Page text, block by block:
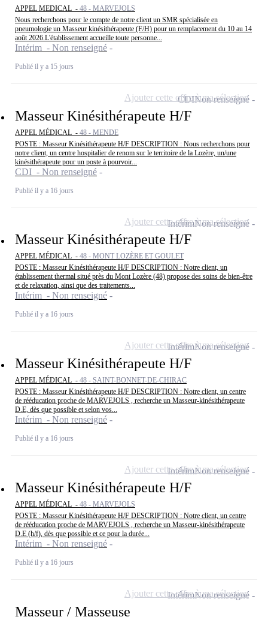
APPEL MEDICAL - 48 - MARVEJOLS
Nous recherchons pour le compte de notre client un SMR spécialisée en
pneumologie un Masseur kinésithérapeute (F/H) pour un remplacement du 10 au 14
août 2026.L'établissement accueille toute personne...
Intérim - Non renseigné
Publié il y a 15 jours
Masseur Kinésithérapeute H/F
APPEL MÉDICAL - 48 - MENDE
POSTE : Masseur Kinésithérapeute H/F DESCRIPTION : Nous recherchons pour
notre client, un centre hospitalier de renom sur le territoire de la Lozère, un/une
kinésithérapeute pour un poste à pourvoir...
CDI - Non renseigné
Publié il y a 16 jours
CDINon renseigné
Ajouter cette offre à ma sélection
Masseur Kinésithérapeute H/F
APPEL MÉDICAL - 48 - MONT LOZÈRE ET GOULET
POSTE : Masseur Kinésithérapeute H/F DESCRIPTION : Notre client, un
établissement thermal situé près du Mont Lozère (48) propose des soins de bien-être
et de relaxation, ainsi que des traitements...
Intérim - Non renseigné
Publié il y a 16 jours
IntérimNon renseigné
Ajouter cette offre à ma sélection
Masseur Kinésithérapeute H/F
APPEL MÉDICAL - 48 - SAINT-BONNET-DE-CHIRAC
POSTE : Masseur Kinésithérapeute H/F DESCRIPTION : Notre client, un centre
de rééducation proche de MARVEJOLS , recherche un Masseur-kinésithérapeute
D.E, dès que possible et selon vos...
Intérim - Non renseigné
Publié il y a 16 jours
IntérimNon renseigné
Ajouter cette offre à ma sélection
Masseur Kinésithérapeute H/F
APPEL MÉDICAL - 48 - MARVEJOLS
POSTE : Masseur Kinésithérapeute H/F DESCRIPTION : Notre client, un centre
de rééducation proche de MARVEJOLS , recherche un Masseur-kinésithérapeute
D.E (h/f), dès que possible et ce pour la durée...
Intérim - Non renseigné
Publié il y a 16 jours
IntérimNon renseigné
Ajouter cette offre à ma sélection
Masseur / Masseuse
IntérimNon renseigné
Ajouter cette offre à ma sélection